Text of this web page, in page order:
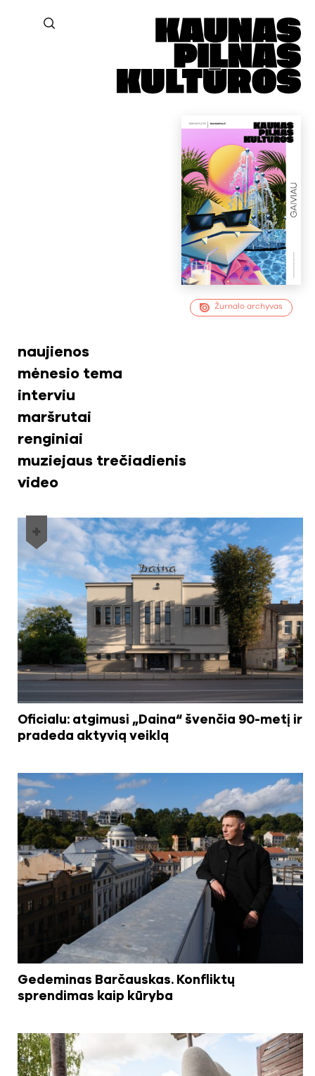
Žurnalo archyvas
Oficialu: atgimusi „Daina“ švenčia 90-metį ir
pradeda aktyvią veiklą
naujienos
mėnesio tema
interviu
maršrutai
renginiai
muziejaus trečiadienis
video
Gedeminas Barčauskas. Konfliktų
sprendimas kaip kūryba